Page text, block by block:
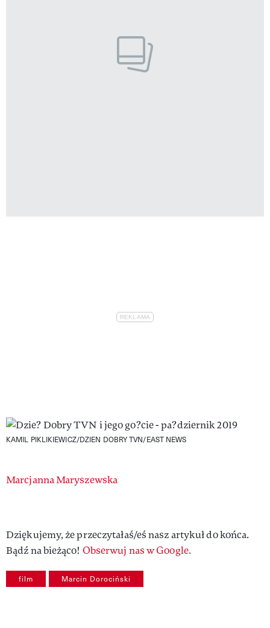
KAMIL PIKLIKIEWICZ/DZIEN DOBRY TVN/EAST NEWS
Authors
Marcjanna Maryszewska
Dziękujemy, że przeczytałaś/eś nasz artykuł do końca.
Bądź na bieżąco! Obserwuj nas w Google.
film Marcin Dorociński